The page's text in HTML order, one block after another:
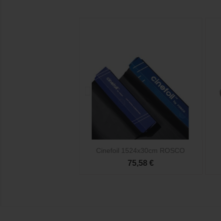
Cinefoil 1524x30cm ROSCO
75,58 €
Vista rápida